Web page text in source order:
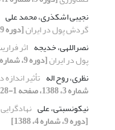
نجیبی اشکذری، محمد علی
گردش پول در ایران[دوره 9، شماره 2، 1388، صفحه 123-144]
نصراللهی، خدیجه اثر
پول در ایران[دوره 9، شماره 2، 1388، صفحه 123-144]
نظری، روح اله تأثیر
شماره 3، 1388، صفحه 1-28]
نیکونسبتی، علی
[دوره 9، شماره 4، 1388]